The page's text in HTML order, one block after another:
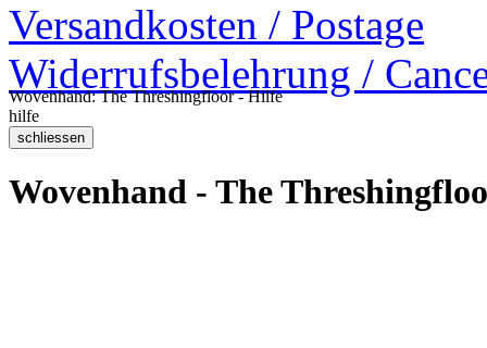
Versandkosten / Postage
Widerrufsbelehrung /
Wovenhand: The Threshingfloor - Hilfe
hilfe
Wovenhand - The